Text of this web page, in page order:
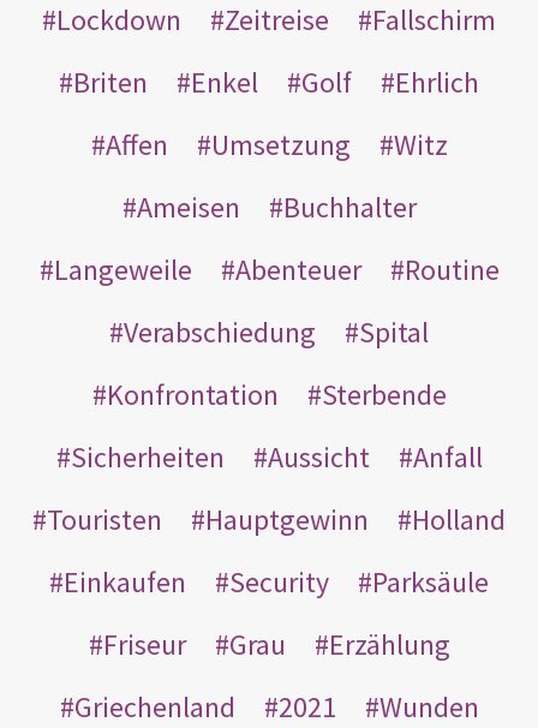
Lockdown Zeitreise
Fallschirm
Briten
Enkel Golf
Ehrlich
Affen
Umsetzung
Witz
Ameisen
Buchhalter
Langeweile
Abenteuer
Routine
Verabschiedung
Spital
Konfrontation
Sterbende
Sicherheiten
Aussicht
Anfall
Touristen
Hauptgewinn
Holland
Einkaufen
Security
Parksäule
Friseur
Grau
Erzählung
Griechenland
2021
Wunden